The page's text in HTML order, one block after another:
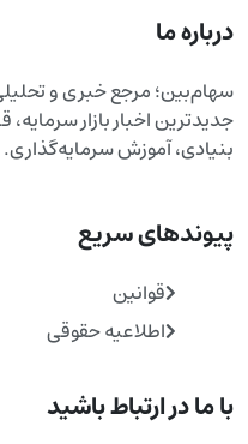
درباره ما
سهام‌بین؛ مرجع خبری و
جدیدترین اخبار بازار
بنیادی، آموزش سرمایه‌گذاری.
پیوندهای سریع
قوانین
اطلاعیه حقوقی
با ما در ارتباط باشید